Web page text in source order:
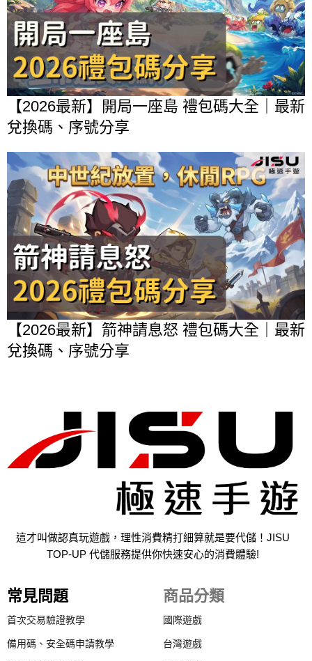
【2026最新】開局一座島 禮包碼大全｜最新
兌換碼、序號分享
【2026最新】箭神請息怒 禮包碼大全｜最新
兌換碼、序號分享
這才叫做認真玩遊戲，理性消費精打細算就是要代儲！JISU
TOP-UP 代儲服務提供你快速安心的消費體驗!
常見問題
首次交易驗證教學
備用碼、安全碼申請教學
商品分類
國際遊戲
台灣遊戲